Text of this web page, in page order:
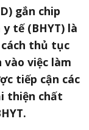
gắn chip
tế (BHYT) là
thủ tục
việc làm
tiếp cận các
thiện chất